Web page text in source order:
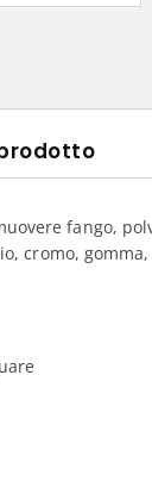
fango,
cromo,